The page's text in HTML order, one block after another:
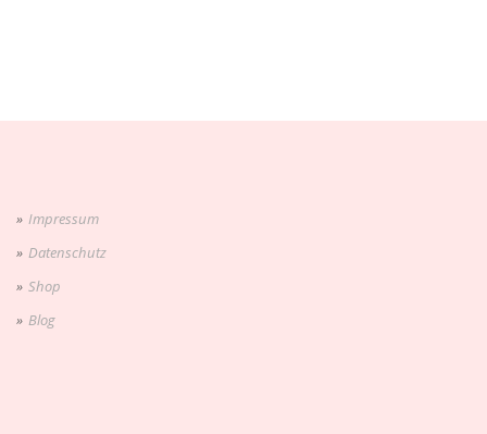
Impressum
Datenschutz
Shop
Blog